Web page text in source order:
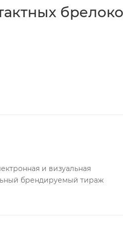
и визуальная
брендируемый тираж